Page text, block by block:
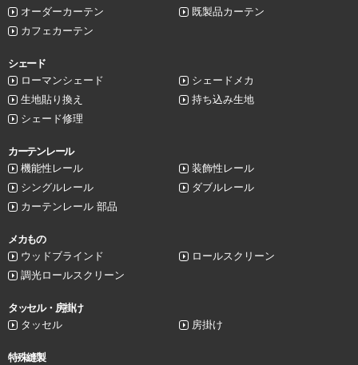
オーダーカーテン
既製品カーテン
カフェカーテン
シェード
ローマンシェード
シェードメカ
生地貼り換え
持ち込み生地
シェード修理
カーテンレール
機能性レール
装飾性レール
シングルレール
ダブルレール
カーテンレール 部品
メカもの
ウッドブラインド
ロールスクリーン
調光ロールスクリーン
タッセル・房掛け
タッセル
房掛け
特殊縫製